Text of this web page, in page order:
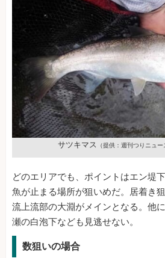
サツキマス （提供：週刊つりニュー
どのエリアでも、ポイントはエン堤
魚が止まる場所が狙いめだ。居着き
流上流部の大淵がメインとなる。他
瀬の白泡下なども見逃せない。
数狙いの場合